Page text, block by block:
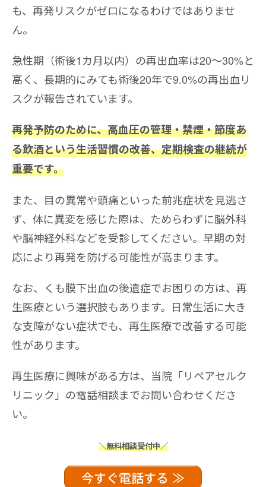
も、再発リスクがゼロになるわけではありませ
ん。
急性期（術後1カ月以内）の再出血率は20〜30%と
高く、長期的にみても術後20年で9.0%の再出血リ
スクが報告されています。
再発予防のために、高血圧の管理・禁煙・節度あ
る飲酒という生活習慣の改善、定期検査の継続が
重要です。
また、目の異常や頭痛といった前兆症状を見逃さ
ず、体に異変を感じた際は、ためらわずに脳外科
や脳神経外科などを受診してください。早期の対
応により再発を防げる可能性が高まります。
なお、くも膜下出血の後遺症でお困りの方は、再
生医療という選択肢もあります。日常生活に大き
な支障がない症状でも、再生医療で改善する可能
性があります。
再生医療に興味がある方は、当院「リペアセルク
リニック」の電話相談までお問い合わせくださ
い。
＼無料相談受付中／
今すぐ電話する ≫